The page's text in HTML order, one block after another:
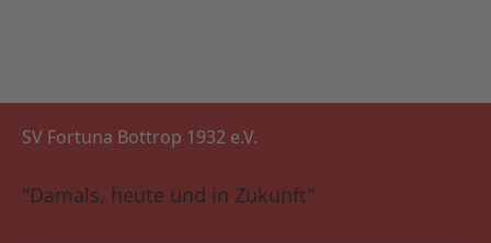
SV Fortuna Bottrop 1932 e.V.
"Damals, heute und in Zukunft"